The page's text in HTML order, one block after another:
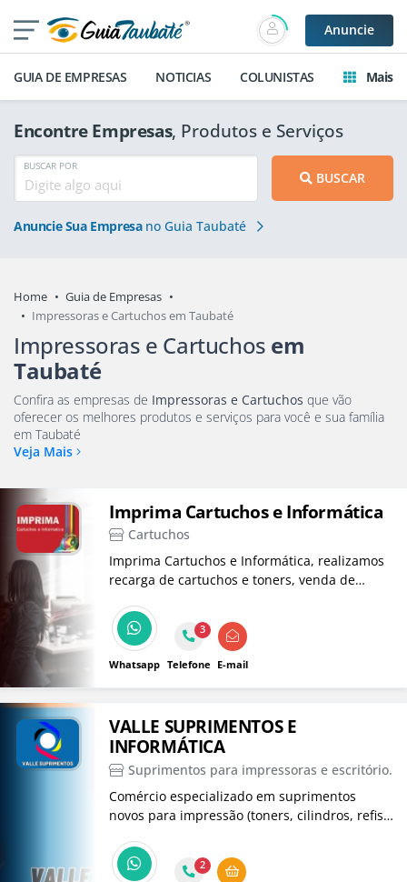
Anuncie
GUIA DE EMPRESAS NOTICIAS COLUNISTAS Mais
Encontre Empresas, Produtos e Serviços
BUSCAR POR
BUSCAR
Anuncie Sua Empresano Guia Taubaté
Home
Guia de Empresas
Impressoras e Cartuchos em Taubaté
Impressoras e Cartuchos em
Taubaté
Confira as empresas de Impressoras e Cartuchos que vão
oferecer os melhores produtos e serviços para você e sua família
em Taubaté
Veja Mais
Imprima Cartuchos e Informática
Cartuchos
Imprima Cartuchos e Informática, realizamos
recarga de cartuchos e toners, venda de
manutenção em computadores e impressoras.
Whatsapp
3
Telefone E-mail
VALLE SUPRIMENTOS E
INFORMÁTICA
Suprimentos para impressoras e escritório.
Comércio especializado em suprimentos
novos para impressão (toners, cilindros, refis
escritórios. E também manutenção de
impressoras. Atendemos no Vale do Paraíba e
2